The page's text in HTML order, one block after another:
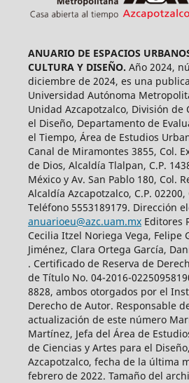
ANUARIO DE ESPACIOS
CULTURA Y DISEÑO. Año 2024,
diciembre de 2024, es una
Universidad Autónoma
Unidad Azcapotzalco, División de
el Diseño, Departamento de
el Tiempo, Área de Estudios
Canal de Miramontes 3855, Col.
de Dios, Alcaldía Tlalpan, C.P.
México y Av. San Pablo 180, Col.
Alcaldía Azcapotzalco, C.P.
Teléfono 5553189179. Dirección
anuarioeu@azc.uam.mxEditores
Cecilia Itzel Noriega Vega, Felipe
Jiménez, Clara Ortega García,
. Certificado de Reserva de
de Título No. 04-2016-
8828, ambos otorgados por el
Derecho de Autor. Responsable
actualización de este número
Martínez, Jefa del Área de
de Ciencias y Artes para el
Azcapotzalco, fecha de la última
febrero de 2022. Tamaño del